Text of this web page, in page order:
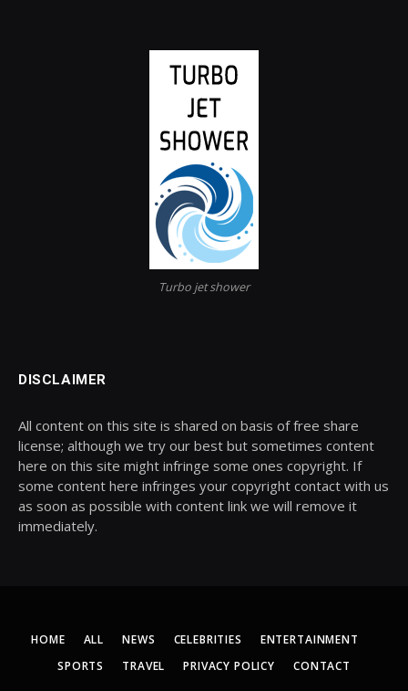
Turbo jet shower
DISCLAIMER
All content on this site is shared on basis of free share
license; although we try our best but sometimes content
here on this site might infringe some ones copyright. If
some content here infringes your copyright contact with us
as soon as possible with content link we will remove it
immediately.
HOME ALL NEWS CELEBRITIES
ENTERTAINMENT
SPORTS
TRAVEL PRIVACY POLICY CONTACT